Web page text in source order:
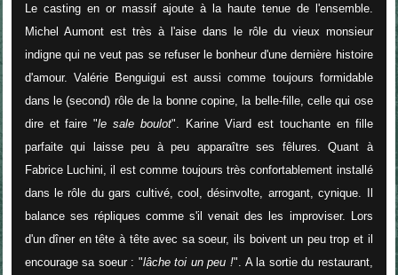
Le casting en or massif ajoute à la haute tenue de l'ensemble.
Michel Aumont est très à l'aise dans le rôle du vieux monsieur
indigne qui ne veut pas se refuser le bonheur d'une dernière histoire
d'amour. Valérie Benguigui est aussi comme toujours formidable
dans le (second) rôle de la bonne copine, la belle-fille, celle qui ose
dire et faire "le sale boulot". Karine Viard est touchante en fille
parfaite qui laisse peu à peu apparaître ses fêlures. Quant à
Fabrice Luchini, il est comme toujours très confortablement installé
dans le rôle du gars cultivé, cool, désinvolte, arrogant, cynique. Il
balance ses répliques comme s'il venait des les improviser. Lors
d'un dîner en tête à tête avec sa soeur, ils boivent un peu trop et il
encourage sa soeur : "lâche toi un peu !". A la sortie du restaurant,